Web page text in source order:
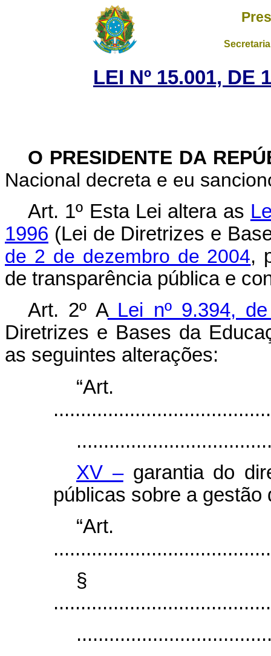
LEI Nº 15.001, DE
O PRESIDENTE DA
Nacional decreta e eu
Art. 1º Esta Lei altera as
1996 (Lei de Diretrizes e
de 2 de dezembro de 2004,
de transparência pública e
Art. 2º ALei nº 9.394,
Diretrizes e Bases da
as seguintes alterações:
XV –garantia do
públicas sobre a gestão
§